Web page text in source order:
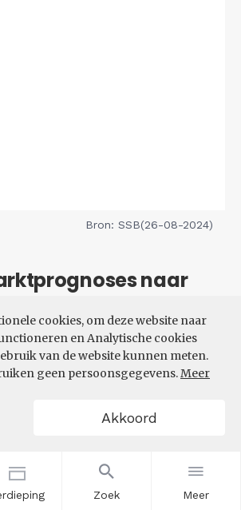
Zoek Meer
cookies, om deze website naar
en Analytische cookies
van de website kunnen meten.
geen persoonsgegevens.Meer
Akkoord
Bron: SSB(26-08-2024)
naar
UITBREIDINGS-
NAAR
Filters